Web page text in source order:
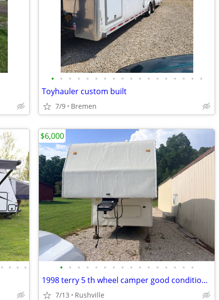
• • • • • • • • • • • • • • • • • •
Toyhauler custom built
7/9 Bremen
• • • • • • • • • • • • • • • • • • • •
1998 terry 5 th wheel camper good condition !!! No leaks !!!
7/13 Rushville
$6,000